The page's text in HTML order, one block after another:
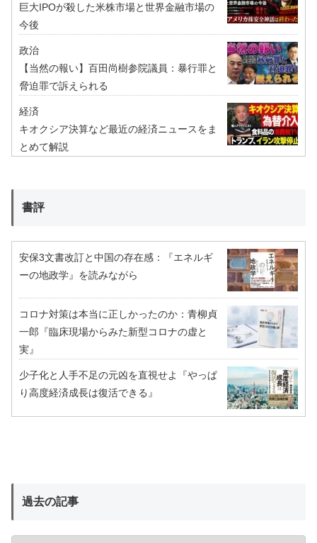
巨大IPOが殺した米株市場と世界金融市場の
今後
政治
【当然の報い】百田尚樹参院議員：暴行罪と
脅迫罪で訴えられる
経済
キオクシア決算など最近の経済ニュースをま
とめて解説
書評
安保3文書改訂と中国の存在感：『エネルギ
ーの地政学』を読みながら
コロナ対策は本当に正しかったのか：青柳貞
一郎『臨床現場からみた新型コロナの虚と
実』
少子化と人手不足の元凶を直視せよ『やっぱ
り高度経済成長は復活できる』
過去の記事